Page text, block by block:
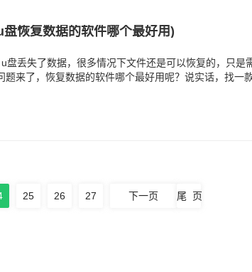
恢复数据的软件哪个最好用)
盘丢失了数据，很多情况下文件还是可以恢复的，只是
来了，恢复数据的软件哪个最好用呢？说实话，找一款
25 26 27 下一页 尾 页